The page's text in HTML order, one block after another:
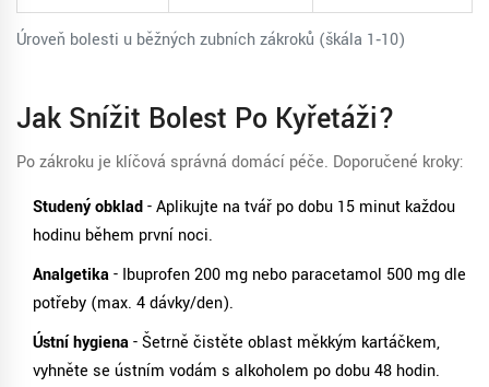
Úroveň bolesti u běžných zubních zákroků (škála 1‑10)
Jak Snížit Bolest Po Kyřetáži?
Po zákroku je klíčová správná domácí péče. Doporučené kroky:
Studený obklad- Aplikujte na tvář po dobu 15 minut každou
hodinu během první noci.
Analgetika- Ibuprofen 200 mg nebo paracetamol 500 mg dle
potřeby (max. 4 dávky/den).
Ústní hygiena- Šetrně čistěte oblast měkkým kartáčkem,
vyhněte se ústním vodám s alkoholem po dobu 48 hodin.